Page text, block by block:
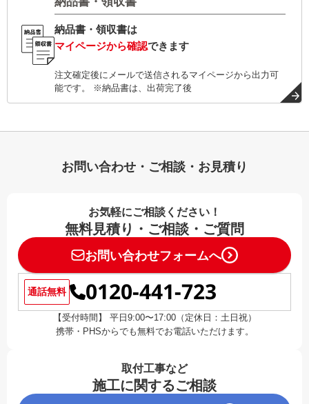
納品書・領収書は
マイページから確認できます
注文確定後にメールで送信されるマイページから出力可
能です。 ※納品書は、出荷完了後
お問い合わせ・ご相談・お見積り
お気軽にご相談ください！
無料見積り・ご相談・ご質問
お問い合わせフォームへ
通話無料 0120-441-723
【受付時間】 平日9:00〜17:00（定休日：土日祝）
携帯・PHSからでも無料でお電話いただけます。
取付工事など
施工に関するご相談